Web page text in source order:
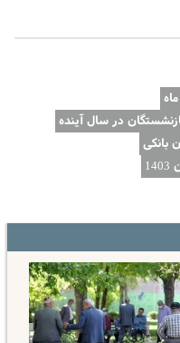
در سال آینده
بانکی